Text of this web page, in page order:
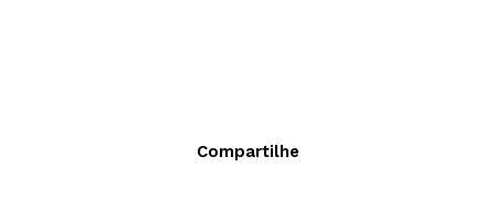
Compartilhe